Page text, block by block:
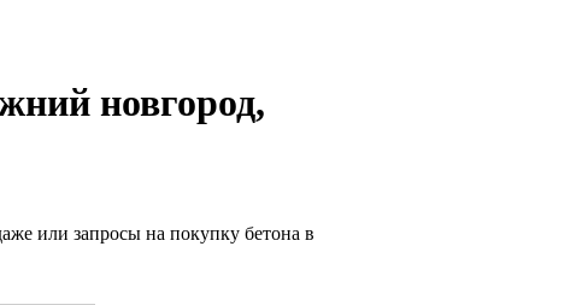
новгород,
или запросы на покупку бетона в